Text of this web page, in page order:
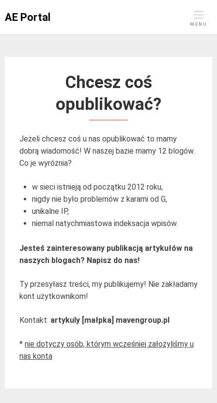
toAE Portal
MENU
Chcesz coś
opublikować?
Jeżeli chcesz coś u nas opublikować to mamy
dobrą wiadomość! W naszej bazie mamy 12 blogów.
Co je wyróżnia?
w sieci istnieją od początku 2012 roku,
nigdy nie było problemów z karami od G,
unikalne IP,
niemal natychmiastowa indeksacja wpisów.
Jesteś zainteresowany publikacją artykułów na
naszych blogach? Napisz do nas!
Ty przesyłasz treści, my publikujemy! Nie zakładamy
kont użytkownikom!
Kontakt: artykuly [małpka] mavengroup.pl
* nie dotyczy osób, którym wcześniej założyliśmy u
nas konta